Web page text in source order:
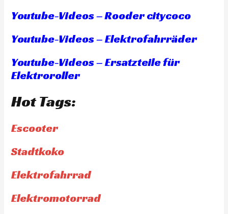
Youtube-Videos – Rooder citycoco
Youtube-Videos – Elektrofahrräder
Youtube-Videos – Ersatzteile für
Elektroroller
Hot Tags:
Escooter
Stadtkoko
Elektrofahrrad
Elektromotorrad